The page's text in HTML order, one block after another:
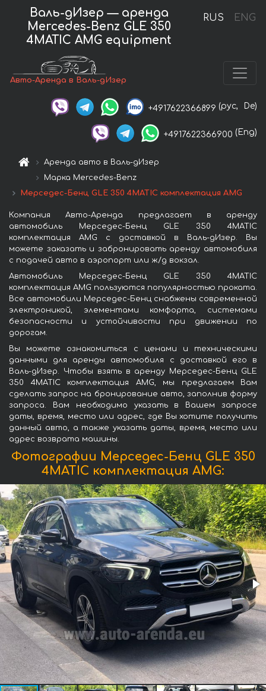
RUS ENG
Валь-дИзер — аренда
Mercedes-Benz GLE 350
4MATIC AMG equipment
Авто-Аренда в Валь-дИзер
+4917622366899 (рус, De)
+4917622366900 (Eng)
Аренда авто в Валь-дИзер
Марка Mercedes-Benz
Мерседес-Бенц GLE 350 4MATIC комплектация AMG
Компания Авто-Аренда предлагает в аренду
автомобиль Мерседес-Бенц GLE 350 4MATIC
комплектация AMG с доставкой в Валь-дИзер. Вы
можете заказать и забронировать аренду автомобиля
с подачей авто в аэропорт или ж/д вокзал.
Автомобиль Мерседес-Бенц GLE 350 4MATIC
комплектация AMG пользуются популярностью проката.
Все автомобили Мерседес-Бенц снабжены современной
электроникой, элементами комфорта, системами
безопасности и устойчивости при движении по
дорогам.
Вы можете ознакомиться с ценами и техническими
данными для аренды автомобиля с доставкой его в
Валь-дИзер. Чтобы взять в аренду Мерседес-Бенц GLE
350 4MATIC комплектация AMG, мы предлагаем Вам
сделать запрос на бронирование авто, заполнив форму
запроса. Вам необходимо указать в Вашем запросе
даты, время, место или адрес, где Вы хотите получить
данный авто, а также указать даты, время, место или
адрес возврата машины.
Фотографии Мерседес-Бенц GLE 350
4MATIC комплектация AMG: